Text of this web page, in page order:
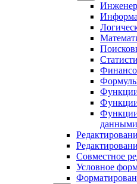
Функции
данными
Совместное
Условное